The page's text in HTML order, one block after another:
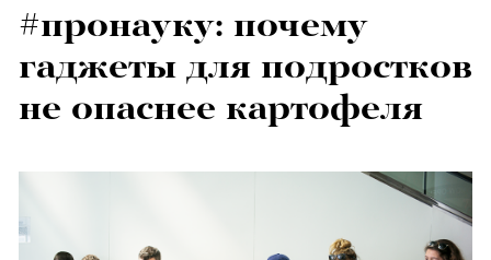
#пронауку: почему
гаджеты для подростков
не опаснее картофеля